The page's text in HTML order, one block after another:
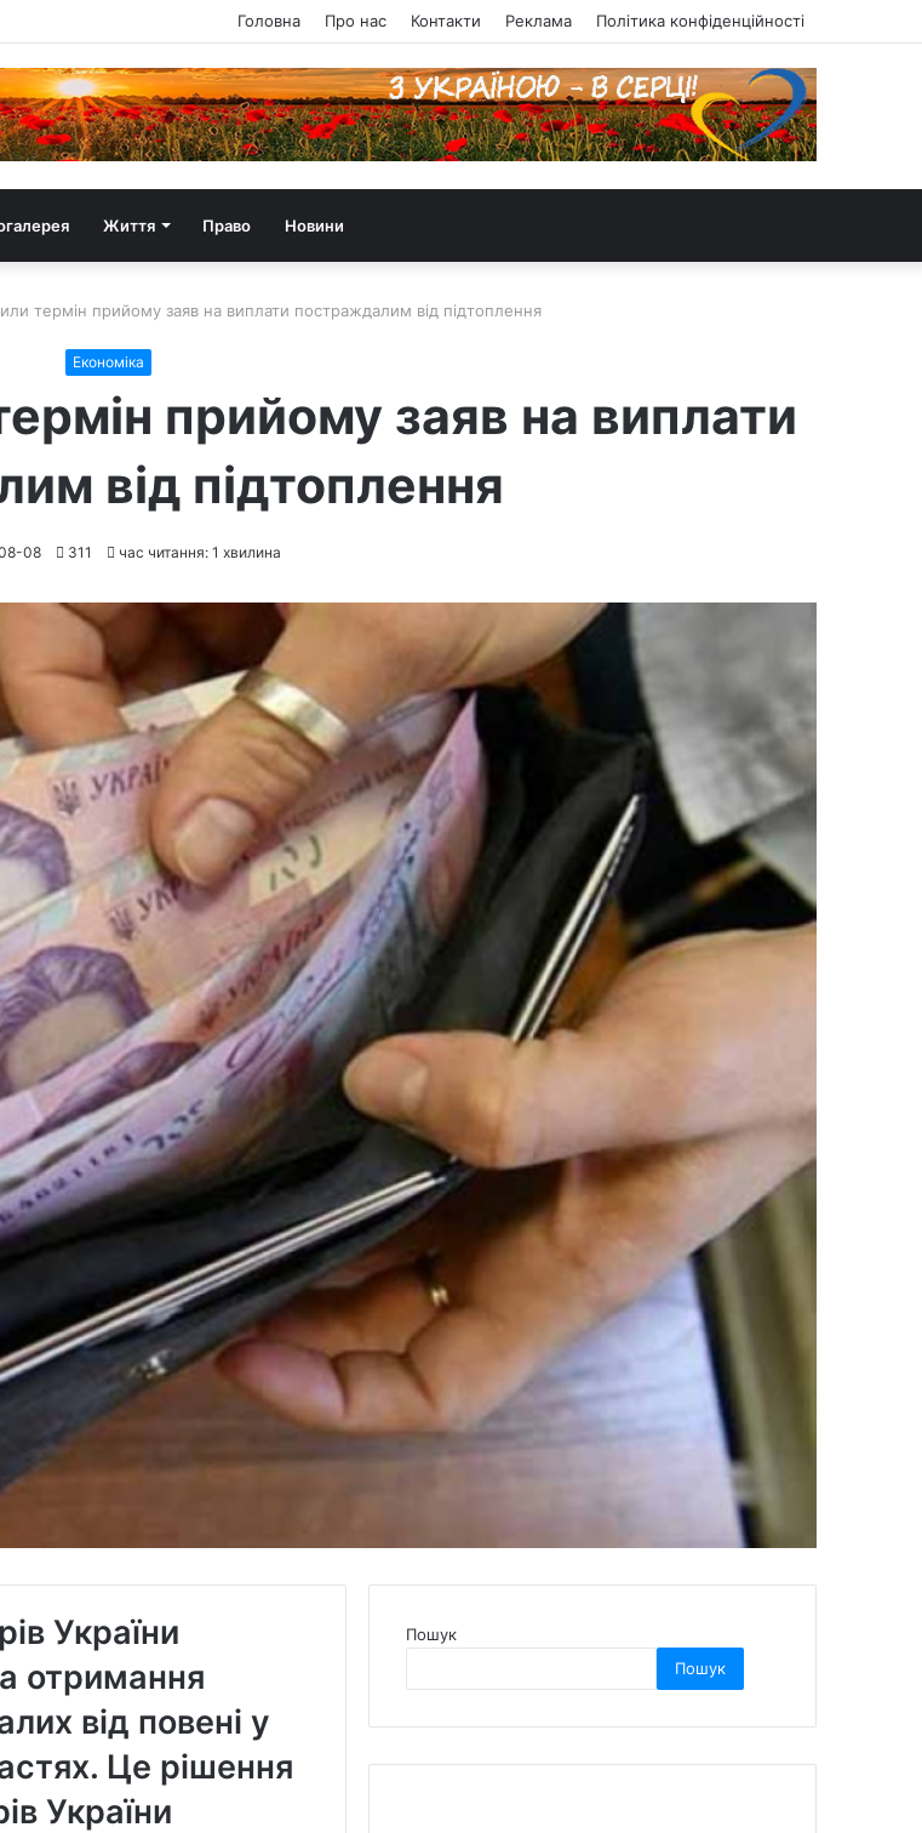
Головна Про нас Контакти Реклама Політика конфіденційності
Життя Право Новини
термін прийому заяв на виплати постраждалим від підтоплення
Економіка
прийому заяв на виплати
від підтоплення
08 311 час читання: 1 хвилина
України
отримання
від повені у
Це рішення
України
Пошук
Пошук